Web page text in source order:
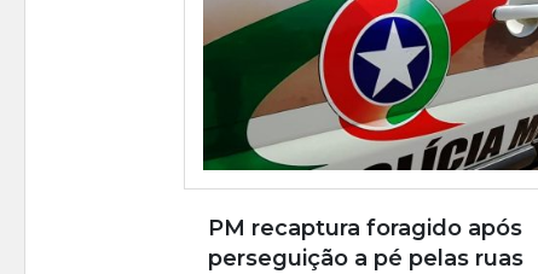
PM recaptura foragido após
perseguição a pé pelas ruas